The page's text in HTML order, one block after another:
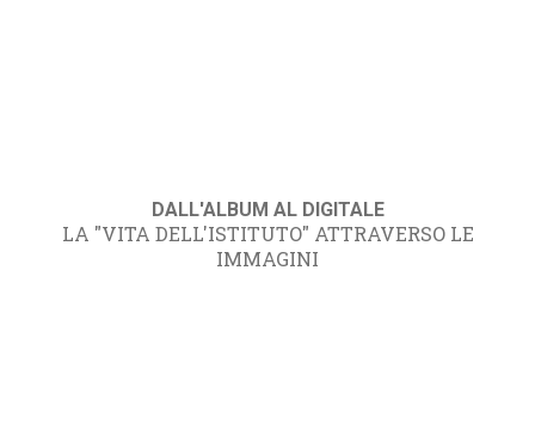
DALL'ALBUM AL DIGITALE
LA "VITA DELL'ISTITUTO" ATTRAVERSO LE
IMMAGINI